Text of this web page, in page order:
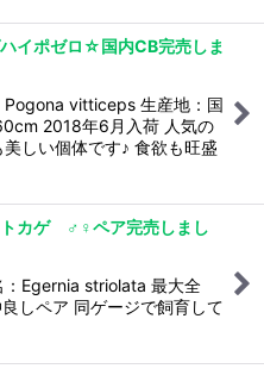
イポゼロ☆国内CB完売しま
Pogona vitticeps 生産地：国
2018年6月入荷 人気の
しい個体です♪ 食欲も旺盛
トカゲ ♂♀ペア完売しまし
Egernia striolata 最大全
しペア 同ゲージで飼育して